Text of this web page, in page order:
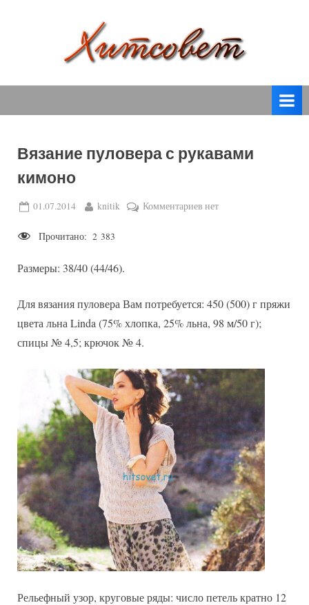
т
о
е
спицами,
крючком,
вязаные
модели
описанием
Вязание пуловера с рукавами
кимоно
Posted
01.07.2014 By
knitik Комментариевк
кимоно
нет
Прочитано: 2 383
Размеры: 38/40 (44/46).
Для вязания пуловера Вам потребуется: 450 (500) г пряжи
цвета льна Linda (75% хлопка, 25% льна, 98 м/50 г);
спицы № 4,5; крючок № 4.
Рельефный узор, круговые ряды: число петель кратно 12